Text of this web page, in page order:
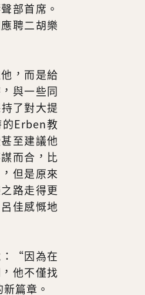
部首席。
聘二胡樂
，而是給
與一些同
了對大提
的Erben教
至建議他
而合，比
但是原來
路走得更
佳感慨地
：“因為在
他不僅找
篇章。